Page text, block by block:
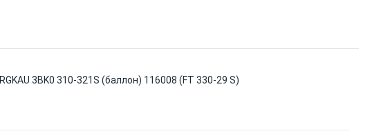
3BK0 310-321S (баллон) 116008 (FT 330-29 S)